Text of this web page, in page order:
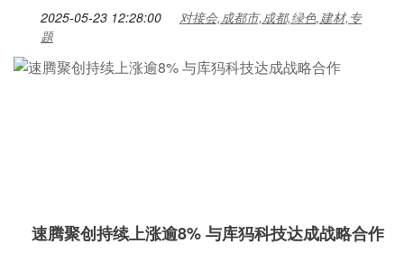
2025-05-23 12:28:00
对接会,成都市,成都,绿色,建材,专
题
速腾聚创持续上涨逾8% 与库犸科技达成战略合作